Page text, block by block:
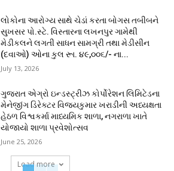
લોકોના આરોગ્ય સાથે ચેડાં કરતા બોગસ તબીબને
સુખસર પો.સ્ટે. વિસ્તારના લખનપુર ગામેથી
મેડીકલને લગતી સાધન સામગ્રી તથા મેડીસીન
(દવાઓ) ઓના કુલ રૂા. ૪૯,૦૦૬/- ના...
July 13, 2026
ગુજરાત એગ્રો ઇન્ડસ્ટ્રીઝ કોર્પોરેશન લિમિટેડના
મેનેજીંગ ડિરેક્ટર વિજયકુમાર ખરાડીની અધ્યક્ષતા
હેઠળ વિશ્વકર્મા માધ્યમિક શાળા, નગરાળા ખાતે
યોજાયો શાળા પ્રવેશોત્સવ
June 25, 2026
Load more